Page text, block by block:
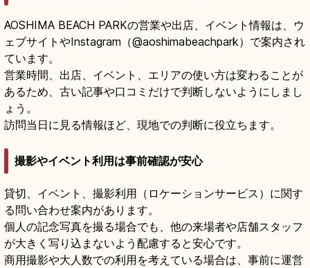
AOSHIMA BEACH PARKの営業や出店、イベント情報は、ウ
ェブサイトやInstagram（@aoshimabeachpark）で案内され
ています。
営業時間、出店、イベント、エリアの使い方は変わることが
あるため、古い記事や口コミだけで判断しないようにしまし
ょう。
訪問当日に見る情報ほど、現地での判断に役立ちます。
撮影やイベント利用は事前確認が安心
貸切、イベント、撮影利用（ロケーションサービス）に関す
る問い合わせ案内があります。
個人の記念写真を撮る場合でも、他の来場者や店舗スタッフ
が大きく写り込まないよう配慮すると安心です。
商用撮影や大人数での利用を考えている場合は、事前に運営